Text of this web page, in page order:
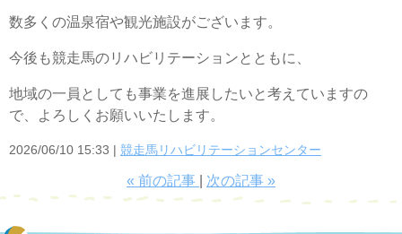
数多くの温泉宿や観光施設がございます。
今後も競走馬のリハビリテーションとともに、
地域の一員としても事業を進展したいと考えていますの
で、よろしくお願いいたします。
2026/06/10 15:33 競走馬リハビリテーションセンター
« 前の記事 次の記事 »